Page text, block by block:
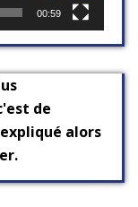
00:59
de
alors